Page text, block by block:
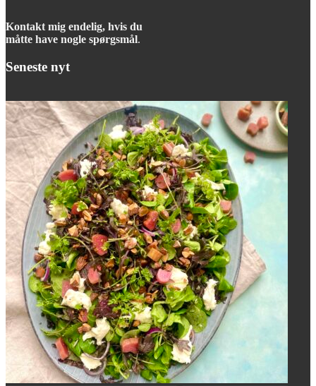
Kontakt mig endelig, hvis du
måtte have nogle spørgsmål.
Seneste nyt